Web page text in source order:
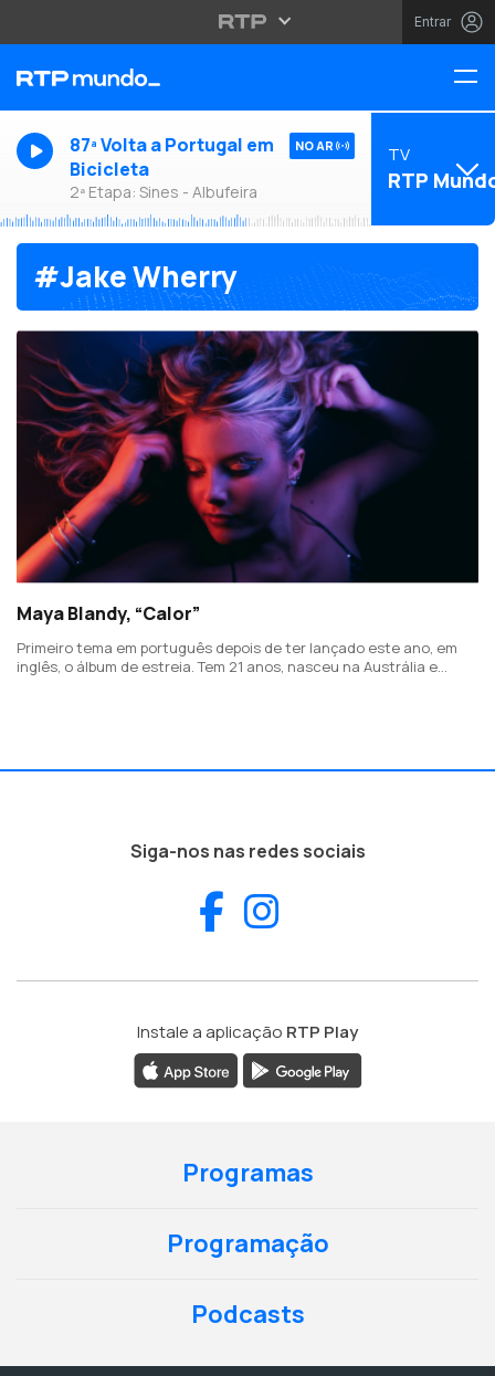
Entrar
87ª Volta a Portugal em
Bicicleta
2ª Etapa: Sines - Albufeira
NO AR TV
RTP
#Jake Wherry
Maya Blandy, “Calor”
Primeiro tema em português depois de ter lançado este ano, em
inglês, o álbum de estreia. Tem 21 anos, nasceu na Austrália e
Siga-nos nas redes sociais
Facebook
Instale a aplicação RTP Play
Programas
Programação
Podcasts